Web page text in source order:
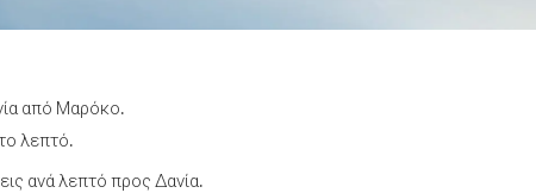
από Μαρόκο.
λεπτό.
ανά λεπτό προς Δανία.